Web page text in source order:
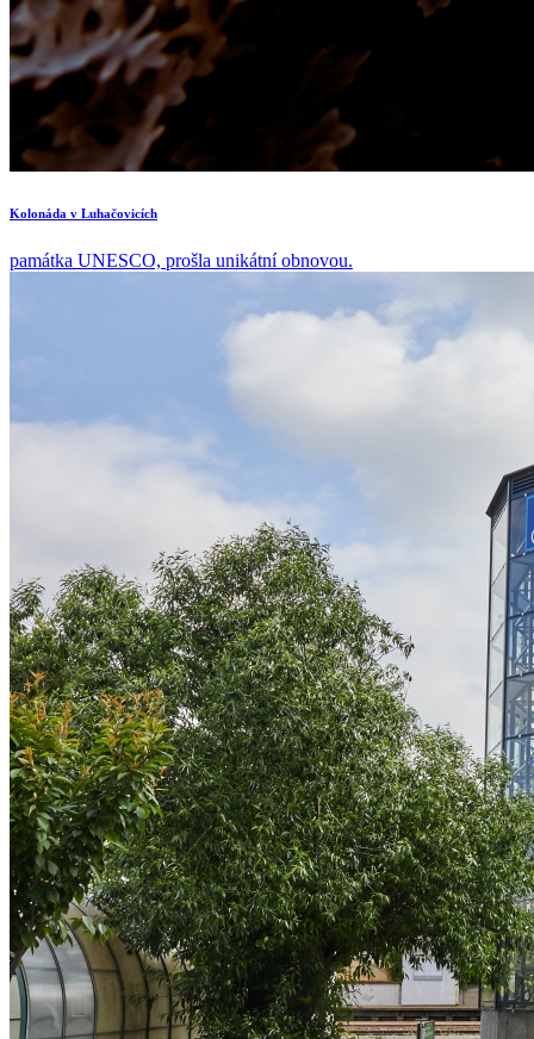
Kolonáda v Luhačovicích
památka UNESCO, prošla unikátní obnovou.